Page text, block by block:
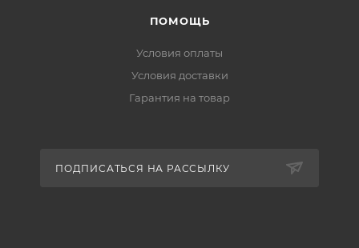
ПОМОЩЬ
Условия оплаты
Условия доставки
Гарантия на товар
ПОДПИСАТЬСЯ НА РАССЫЛКУ